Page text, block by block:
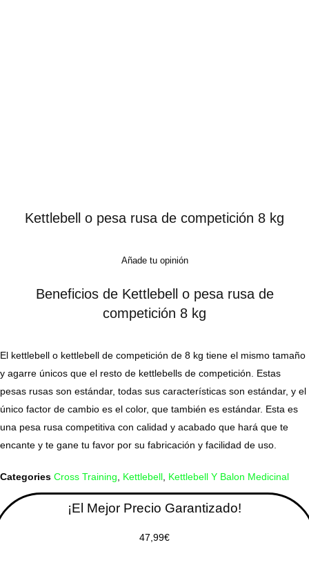
Kettlebell o pesa rusa de competición 8 kg
Añade tu opinión
Beneficios de Kettlebell o pesa rusa de
competición 8 kg
El kettlebell o kettlebell de competición de 8 kg tiene el mismo tamaño
y agarre únicos que el resto de kettlebells de competición. Estas
pesas rusas son estándar, todas sus características son estándar, y el
único factor de cambio es el color, que también es estándar. Esta es
una pesa rusa competitiva con calidad y acabado que hará que te
encante y te gane tu favor por su fabricación y facilidad de uso.
Categories Cross Training, Kettlebell, Kettlebell Y Balon Medicinal
¡El Mejor Precio Garantizado!
47,99€